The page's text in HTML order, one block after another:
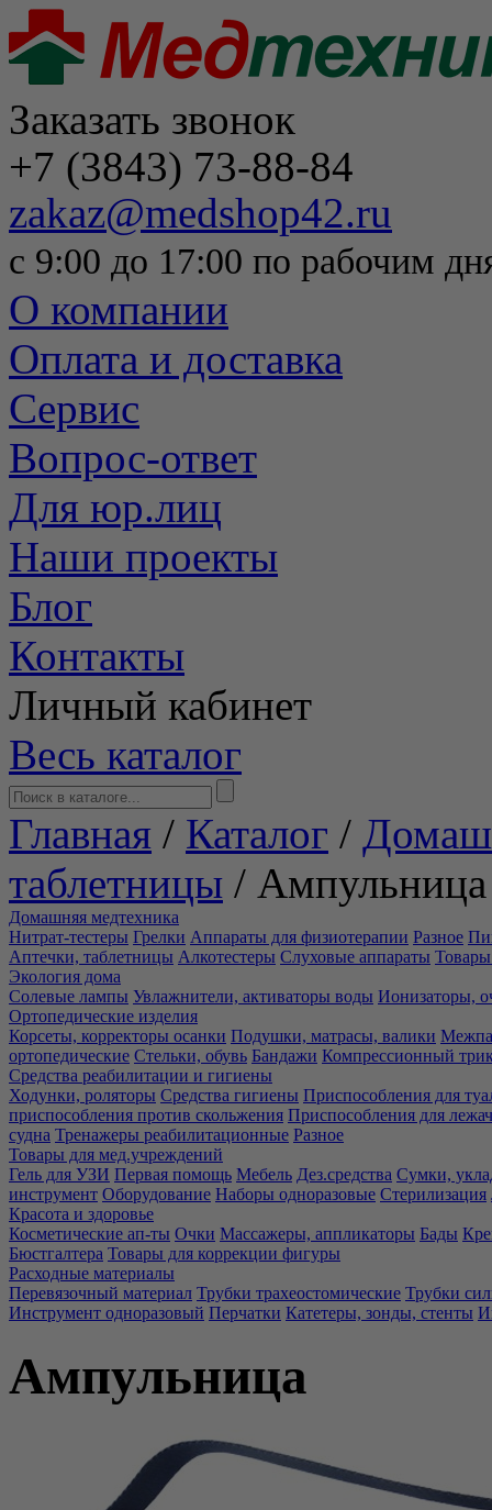
Заказать звонок
+7 (3843) 73-88-84
zakaz@medshop42.ru
с 9:00 до 17:00 по рабочим
О компании
Оплата и доставка
Сервис
Вопрос-ответ
Для юр.лиц
Наши проекты
Блог
Контакты
Личный кабинет
Весь каталог
Главная / Каталог /
таблетницы / Ампульница
Домашняя медтехника
Нитрат-тестеры Грелки Аппараты для физиотерапии Разное
Аптечки, таблетницы Алкотестеры Слуховые аппараты Товары
Экология дома
Солевые лампы Увлажнители, активаторы воды Ионизаторы,
Ортопедические изделия
Корсеты, корректоры осанки Подушки, матрасы, валики
ортопедические Стельки, обувь Бандажи Компрессионный
Средства реабилитации и гигиены
Ходунки, роляторы Средства гигиены Приспособления для
приспособления против скольжения Приспособления для
судна Тренажеры реабилитационные Разное
Товары для мед.учреждений
Гель для УЗИ Первая помощь Мебель Дез.средства Сумки,
инструмент Оборудование Наборы одноразовые Стерилизация
Красота и здоровье
Косметические ап-ты Очки Массажеры, аппликаторы Бады
Бюстгалтера Товары для коррекции фигуры
Расходные материалы
Перевязочный материал Трубки трахеостомические Трубки
Инструмент одноразовый Перчатки Катетеры, зонды, стенты
Ампульница